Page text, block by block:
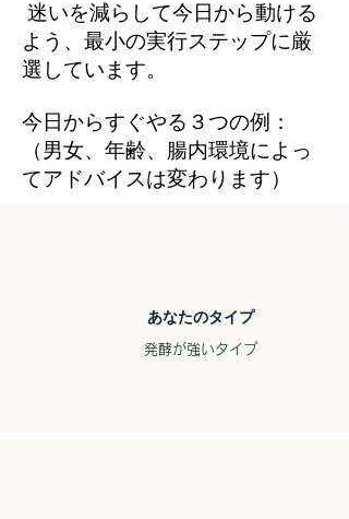
迷いを減らして今日から動ける
よう、最小の実行ステップに厳
選しています。
今日からすぐやる３つの例：
（男女、年齢、腸内環境によっ
てアドバイスは変わります）
​あなたのタイプ
​発酵が強いタイプ